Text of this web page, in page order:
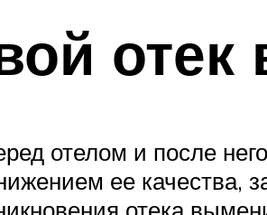
отелом и после
ее качества,